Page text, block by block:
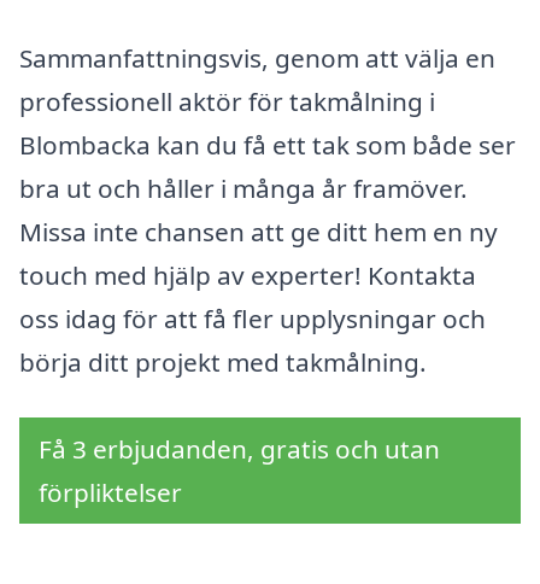
Sammanfattningsvis, genom att välja en
professionell aktör för takmålning i
Blombacka kan du få ett tak som både ser
bra ut och håller i många år framöver.
Missa inte chansen att ge ditt hem en ny
touch med hjälp av experter! Kontakta
oss idag för att få fler upplysningar och
börja ditt projekt med takmålning.
Få 3 erbjudanden, gratis och utan
förpliktelser